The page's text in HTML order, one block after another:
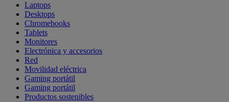
Laptops
Desktops
Chromebooks
Tablets
Monitores
Electrónica y accesorios
Red
Movilidad eléctrica
Gaming portátil
Gaming portátil
Productos sostenibles